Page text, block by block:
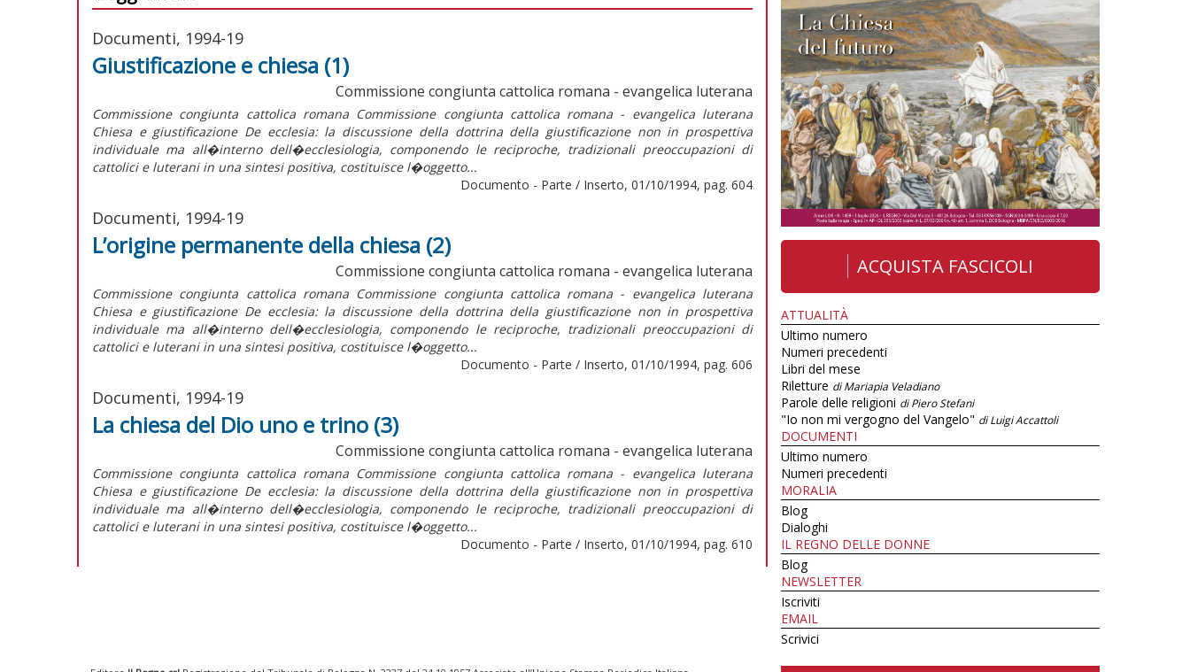
Documenti, 1994-19
Giustificazione e chiesa (1)
Commissione congiunta cattolica romana - evangelica luterana
Commissione congiunta cattolica romana Commissione congiunta cattolica romana - evangelica luterana
Chiesa e giustificazione De ecclesia: la discussione della dottrina della giustificazione non in prospettiva
individuale ma all�interno dell�ecclesiologia, componendo le reciproche, tradizionali preoccupazioni di
cattolici e luterani in una sintesi positiva, costituisce l�oggetto...
Documento - Parte / Inserto, 01/10/1994, pag. 604
Documenti, 1994-19
L’origine permanente della chiesa (2)
Commissione congiunta cattolica romana - evangelica luterana
Commissione congiunta cattolica romana Commissione congiunta cattolica romana - evangelica luterana
Chiesa e giustificazione De ecclesia: la discussione della dottrina della giustificazione non in prospettiva
individuale ma all�interno dell�ecclesiologia, componendo le reciproche, tradizionali preoccupazioni di
cattolici e luterani in una sintesi positiva, costituisce l�oggetto...
Documento - Parte / Inserto, 01/10/1994, pag. 606
Documenti, 1994-19
La chiesa del Dio uno e trino (3)
Commissione congiunta cattolica romana - evangelica luterana
Commissione congiunta cattolica romana Commissione congiunta cattolica romana - evangelica luterana
Chiesa e giustificazione De ecclesia: la discussione della dottrina della giustificazione non in prospettiva
individuale ma all�interno dell�ecclesiologia, componendo le reciproche, tradizionali preoccupazioni di
cattolici e luterani in una sintesi positiva, costituisce l�oggetto...
Documento - Parte / Inserto, 01/10/1994, pag. 610
ACQUISTA FASCICOLI
ATTUALITÀ
Ultimo numero
Numeri precedenti
Libri del mese
Riletture di Mariapia Veladiano
Parole delle religioni di Piero Stefani
"Io non mi vergogno del Vangelo" di Luigi Accattoli
DOCUMENTI
Ultimo numero
Numeri precedenti
MORALIA
Blog
Dialoghi
IL REGNO DELLE DONNE
Blog
NEWSLETTER
Iscriviti
EMAIL
Scrivici